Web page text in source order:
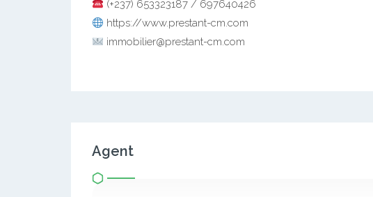
(+237) 653323187 / 697640426
https://www.prestant-cm.com
immobilier@prestant-cm.com
Agent